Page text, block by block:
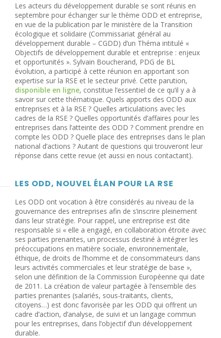
Les acteurs du développement durable se sont réunis en
septembre pour échanger sur le thème ODD et entreprise,
en vue de la publication par le ministère de la Transition
écologique et solidaire (Commissariat général au
développement durable – CGDD) d’un Théma intitulé «
Objectifs de développement durable et entreprise : enjeux
et opportunités ». Sylvain Boucherand, PDG de BL
évolution, a participé à cette réunion en apportant son
expertise sur la RSE et le secteur privé. Cette parution,
disponible en ligne, constitue l’essentiel de ce qu’il y a à
savoir sur cette thématique. Quels apports des ODD aux
entreprises et à la RSE ? Quelles articulations avec les
cadres de la RSE ? Quelles opportunités d’affaires pour les
entreprises dans l’atteinte des ODD ? Comment prendre en
compte les ODD ? Quelle place des entreprises dans le plan
national d’actions ? Autant de questions qui trouveront leur
réponse dans cette revue (et aussi en nous contactant).
LES ODD, NOUVEL ÉLAN POUR LA RSE
Les ODD ont vocation à être considérés au niveau de la
gouvernance des entreprises afin de s’inscrire pleinement
dans leur stratégie. Pour rappel, une entreprise est dite
responsable si « elle a engagé, en collaboration étroite avec
ses parties prenantes, un processus destiné à intégrer les
préoccupations en matière sociale, environnementale,
éthique, de droits de l’homme et de consommateurs dans
leurs activités commerciales et leur stratégie de base »,
selon une définition de la Commission Européenne qui date
de 2011. La création de valeur partagée à l’ensemble des
parties prenantes (salariés, sous-traitants, clients,
citoyens…) est donc favorisée par les ODD qui offrent un
cadre d’action, d’analyse, de suivi et un langage commun
pour les entreprises, dans l’objectif d’un développement
durable.